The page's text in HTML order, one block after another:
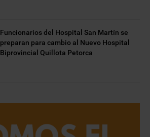
Funcionarios del Hospital San Martín se
preparan para cambio al Nuevo Hospital
Biprovincial Quillota Petorca